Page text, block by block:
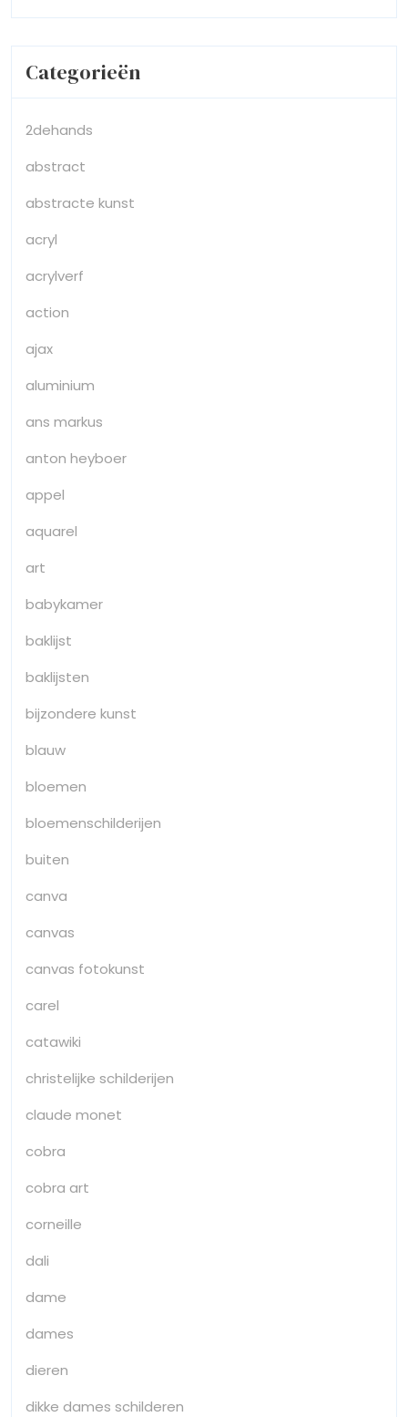
Categorieën
2dehands
abstract
abstracte kunst
acryl
acrylverf
action
ajax
aluminium
ans markus
anton heyboer
appel
aquarel
art
babykamer
baklijst
baklijsten
bijzondere kunst
blauw
bloemen
bloemenschilderijen
buiten
canva
canvas
canvas fotokunst
carel
catawiki
christelijke schilderijen
claude monet
cobra
cobra art
corneille
dali
dame
dames
dieren
dikke dames schilderen